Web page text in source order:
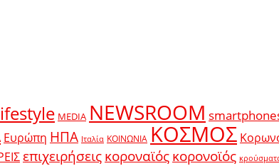
MEDIA NEWSROOM
Ευρώπη ΗΠΑ Ιταλία ΚΟΙΝΩΝΙΑ ΚΟΣΜΟΣ
επιχειρήσειςκοροναϊόςκορονοϊός